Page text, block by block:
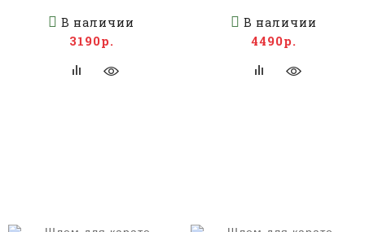
В наличии
3190р.
В наличии
4490р.